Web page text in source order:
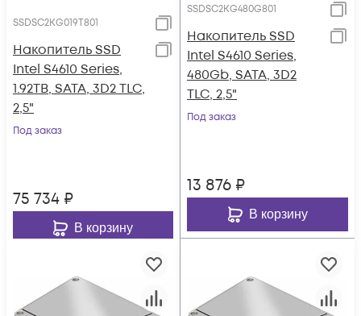
SSDSC2KG019T801
Накопитель SSD
Intel S4610 Series,
1.92TB, SATA, 3D2 TLC,
2,5"
Под заказ
75 734 ₽
В корзину
SSDSC2KG480G801
Накопитель SSD
Intel S4610 Series,
480Gb, SATA, 3D2
TLC, 2,5"
Под заказ
13 876 ₽
В корзину